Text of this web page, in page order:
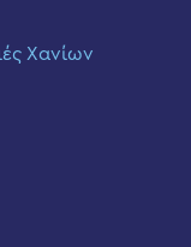
Χανίων